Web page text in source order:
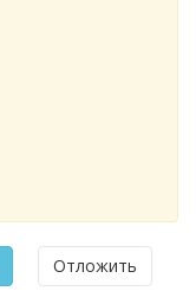
Отложить